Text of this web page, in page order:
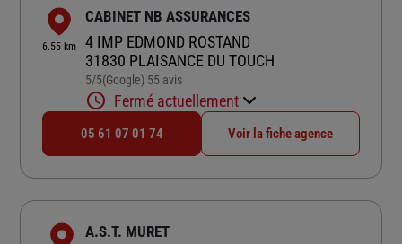
6.55 km
CABINET NB ASSURANCES
4 IMP EDMOND ROSTAND
31830 PLAISANCE DU TOUCH
5/5Note de 5 sur 5
(Google) 55 avis
Fermé actuellement
05 61 07 01 74 Voir la fiche agence
A.S.T. MURET